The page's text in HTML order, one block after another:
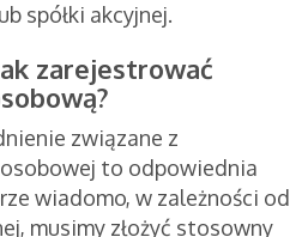
spółki akcyjnej.
zarejestrować
związane z
to odpowiednia
wiadomo, w zależności od
musimy złożyć stosowny